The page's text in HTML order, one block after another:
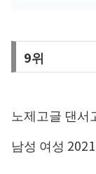
9위
노제고글 댄서
남성 여성